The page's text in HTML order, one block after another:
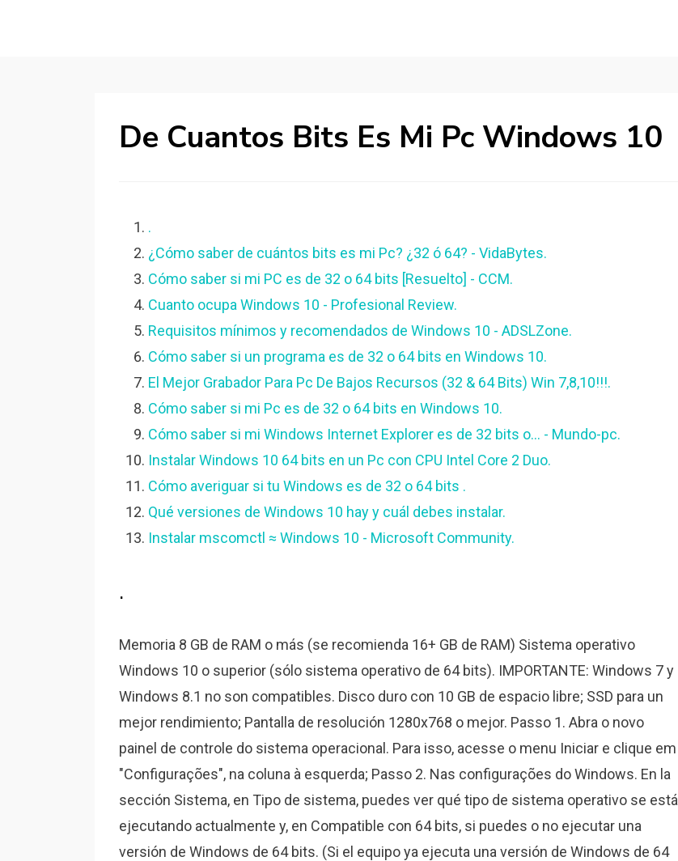
De Cuantos Bits Es Mi Pc Windows 10
.
¿Cómo saber de cuántos bits es mi Pc? ¿32 ó 64? - VidaBytes.
Cómo saber si mi PC es de 32 o 64 bits [Resuelto] - CCM.
Cuanto ocupa Windows 10 - Profesional Review.
Requisitos mínimos y recomendados de Windows 10 - ADSLZone.
Cómo saber si un programa es de 32 o 64 bits en Windows 10.
El Mejor Grabador Para Pc De Bajos Recursos (32 & 64 Bits) Win 7,8,10!!!.
Cómo saber si mi Pc es de 32 o 64 bits en Windows 10.
Cómo saber si mi Windows Internet Explorer es de 32 bits o... - Mundo-pc.
Instalar Windows 10 64 bits en un Pc con CPU Intel Core 2 Duo.
Cómo averiguar si tu Windows es de 32 o 64 bits ️.
Qué versiones de Windows 10 hay y cuál debes instalar.
Instalar mscomctl ≈ Windows 10 - Microsoft Community.
.
Memoria 8 GB de RAM o más (se recomienda 16+ GB de RAM) Sistema operativo
Windows 10 o superior (sólo sistema operativo de 64 bits). IMPORTANTE: Windows 7 y
Windows 8.1 no son compatibles. Disco duro con 10 GB de espacio libre; SSD para un
mejor rendimiento; Pantalla de resolución 1280x768 o mejor. Passo 1. Abra o novo
painel de controle do sistema operacional. Para isso, acesse o menu Iniciar e clique em
"Configurações", na coluna à esquerda; Passo 2. Nas configurações do Windows. En la
sección Sistema, en Tipo de sistema, puedes ver qué tipo de sistema operativo se está
ejecutando actualmente y, en Compatible con 64 bits, si puedes o no ejecutar una
versión de Windows de 64 bits. (Si el equipo ya ejecuta una versión de Windows de 64